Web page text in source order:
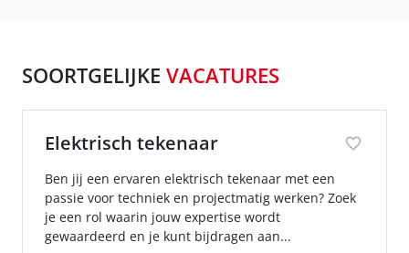
SOORTGELIJKE VACATURES
Elektrisch tekenaar
Ben jij een ervaren elektrisch tekenaar met een
passie voor techniek en projectmatig werken? Zoek
je een rol waarin jouw expertise wordt
gewaardeerd en je kunt bijdragen aan...